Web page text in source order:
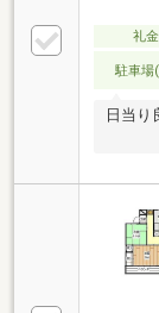
礼
駐車場
日当り